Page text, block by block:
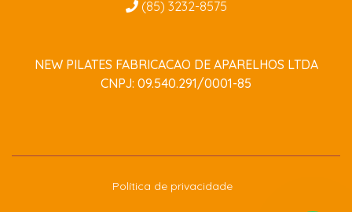
(85) 3232-8575
NEW PILATES FABRICACAO DE APARELHOS LTDA
CNPJ: 09.540.291/0001-85
Política de privacidade